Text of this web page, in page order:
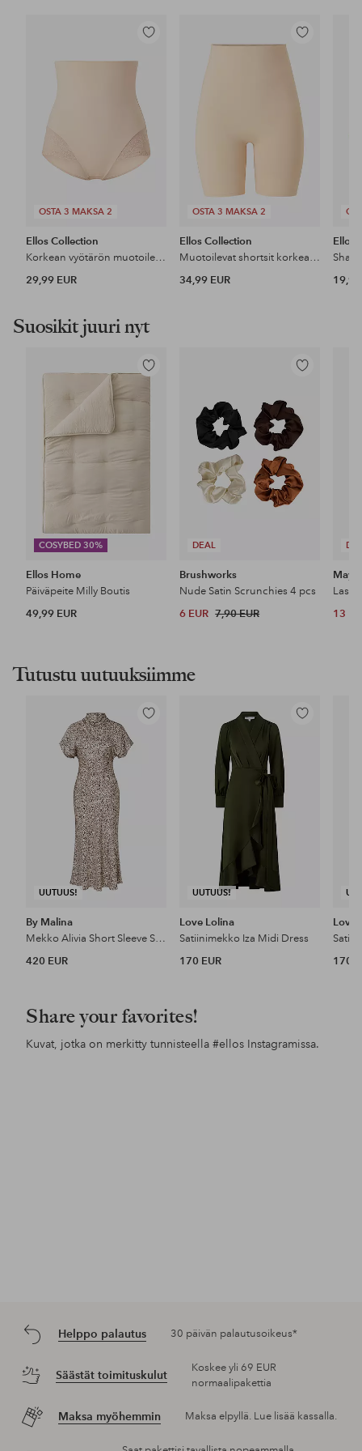
OSTA 3 MAKSA 2
Lisää
Ellos Collection
Korkean vyötärön muotoilevat pikkuhousut - keskituki
29,99 EUR
OSTA 3 MAKSA 2
Lisää
Ellos Collection
Muotoilevat shortsit korkealla vyötäröllä - medium support
34,99 EUR
Ellos
19,99
Suosikit juuri nyt
COSYBED 30%
Lisää
Ellos Home
Päiväpeite Milly Boutis
49,99 EUR
DEAL
Lisää
Brushworks
Nude Satin Scrunchies 4 pcs
6 EUR 7,90 EUR 13
Tutustu uutuuksiimme
UUTUUS!
Lisää
By Malina
Mekko Alivia Short Sleeve Satin Midi Dress
420 EUR
UUTUUS!
Lisää
Love Lolina
Satiinimekko Iza Midi Dress
170 EUR
Love
170
Share your favorites!
Kuvat, jotka on merkitty tunnisteella #ellos Instagramissa.
Helppo palautus 30 päivän palautusoikeus*
Säästät toimituskulut
Koskee yli 69 EUR
normaalipakettia
Maksa myöhemmin Maksa elpyllä. Lue lisää kassalla.